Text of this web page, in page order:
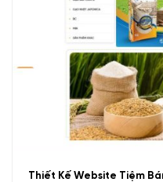
Thiết Kế Website Tiệm